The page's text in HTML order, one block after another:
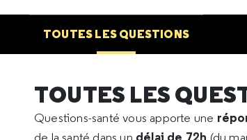
TOUTES LES QUESTIONS
TOUTES LES
Questions-santé vous apporte une